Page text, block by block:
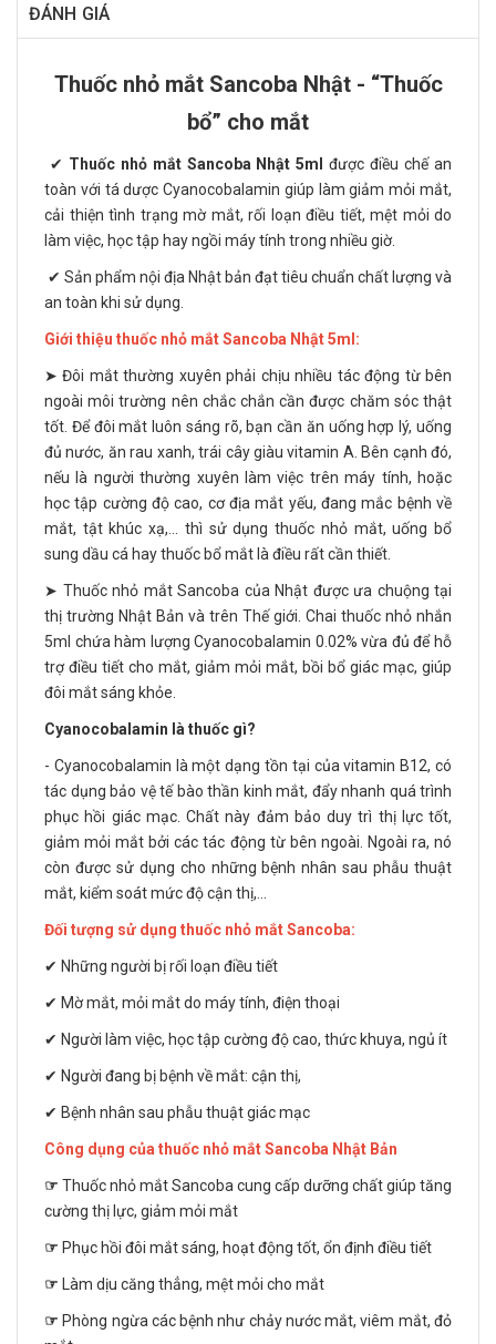
ĐÁNH GIÁ
Thuốc nhỏ mắt Sancoba Nhật - “Thuốc
bổ” cho mắt
✔ Thuốc nhỏ mắt Sancoba Nhật 5ml
được điều chế an
toàn với tá dược Cyanocobalamin giúp làm giảm mỏi mắt,
cải thiện tình trạng mờ mắt, rối loạn điều tiết, mệt mỏi do
làm việc, học tập hay ngồi máy tính trong nhiều giờ.
✔ Sản phẩm nội địa Nhật bản đạt tiêu chuẩn chất lượng và
an toàn khi sử dụng.
Giới thiệu thuốc nhỏ mắt Sancoba Nhật 5ml:
➤ Đôi mắt thường xuyên phải chịu nhiều tác động từ bên
ngoài môi trường nên chắc chắn cần được chăm sóc thật
tốt. Để đôi mắt luôn sáng rõ, bạn cần ăn uống hợp lý, uống
đủ nước, ăn rau xanh, trái cây giàu vitamin A. Bên cạnh đó,
nếu là người thường xuyên làm việc trên máy tính, hoặc
học tập cường độ cao, cơ địa mắt yếu, đang mắc bệnh về
mắt, tật khúc xạ,... thì sử dụng thuốc nhỏ mắt, uống bổ
sung dầu cá hay thuốc bổ mắt là điều rất cần thiết.
➤ Thuốc nhỏ mắt Sancoba của Nhật được ưa chuộng tại
thị trường Nhật Bản và trên Thế giới. Chai thuốc nhỏ nhắn
5ml chứa hàm lượng Cyanocobalamin 0.02% vừa đủ để hỗ
trợ điều tiết cho mắt, giảm mỏi mắt, bồi bổ giác mạc, giúp
đôi mắt sáng khỏe.
Cyanocobalamin là thuốc gì?
- Cyanocobalamin là một dạng tồn tại của vitamin B12, có
tác dụng bảo vệ tế bào thần kinh mắt, đẩy nhanh quá trình
phục hồi giác mạc. Chất này đảm bảo duy trì thị lực tốt,
giảm mỏi mắt bởi các tác động từ bên ngoài. Ngoài ra, nó
còn được sử dụng cho những bệnh nhân sau phẫu thuật
mắt, kiểm soát mức độ cận thị,...
Đối tượng sử dụng thuốc nhỏ mắt Sancoba:
✔ Những người bị rối loạn điều tiết
✔ Mờ mắt, mỏi mắt do máy tính, điện thoại
✔ Người làm việc, học tập cường độ cao, thức khuya, ngủ ít
✔ Người đang bị bệnh về mắt: cận thị,
✔ Bệnh nhân sau phẫu thuật giác mạc
Công dụng của thuốc nhỏ mắt Sancoba Nhật Bản
☞ Thuốc nhỏ mắt Sancoba cung cấp dưỡng chất giúp tăng
cường thị lực, giảm mỏi mắt
☞ Phục hồi đôi mắt sáng, hoạt động tốt, ổn định điều tiết
☞ Làm dịu căng thẳng, mệt mỏi cho mắt
☞ Phòng ngừa các bệnh như chảy nước mắt, viêm mắt, đỏ